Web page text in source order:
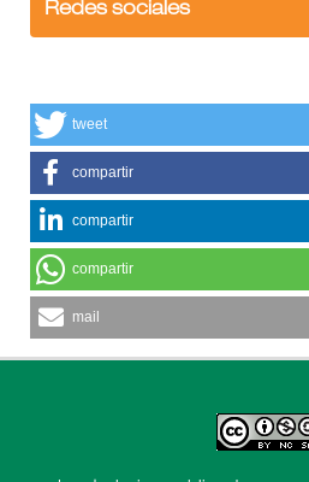
Redes sociales
tweet
compartir
compartir
compartir
mail